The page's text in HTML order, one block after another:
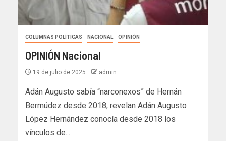
COLUMNAS POLÍTICAS NACIONAL OPINIÓN
OPINIÓN Nacional
19 de julio de 2025 admin
Adán Augusto sabía “narconexos” de Hernán
Bermúdez desde 2018, revelan Adán Augusto
López Hernández conocía desde 2018 los
vínculos de...